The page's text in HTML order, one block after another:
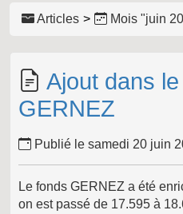
Articles Mois "juin
Ajout dans
GERNEZ
Publié le samedi 20 juin
Le fonds GERNEZ a été
on est passé de 17.595 à